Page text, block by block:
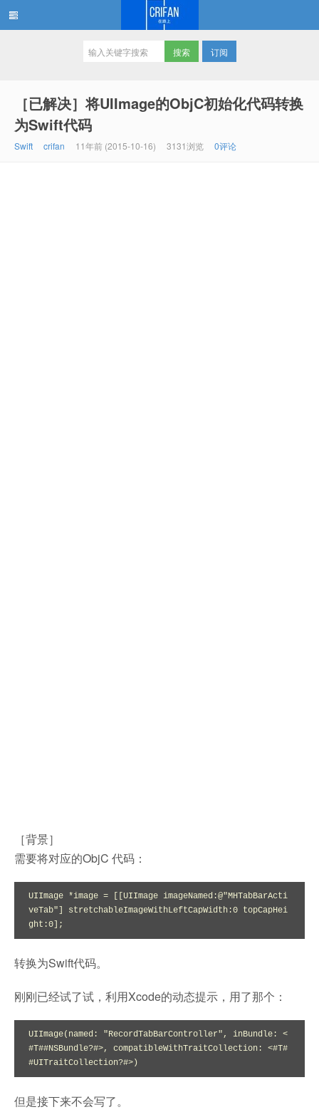
订阅
［已解决］将UIImage的ObjC初始化代码转换
为Swift代码
Swift crifan 11年前 (2015-10-16) 3131浏览 0评论
［背景］
需要将对应的ObjC 代码：
UIImage *image = [[UIImage imageNamed:@"MHTabBarActi
veTab"] stretchableImageWithLeftCapWidth:0 topCapHei
ght:0];
转换为Swift代码。
刚刚已经试了试，利用Xcode的动态提示，用了那个：
UIImage(named: "RecordTabBarController", inBundle: <
#T##NSBundle?#>, compatibleWithTraitCollection: <#T#
#UITraitCollection?#>)
但是接下来不会写了。